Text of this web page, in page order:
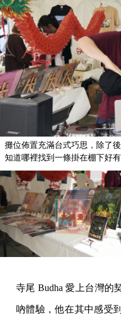
攤位佈置充滿台式巧思，除了
知道哪裡找到一條掛在棚下好有
寺尾 Budha 愛上台灣的
吶體驗，他在其中感受